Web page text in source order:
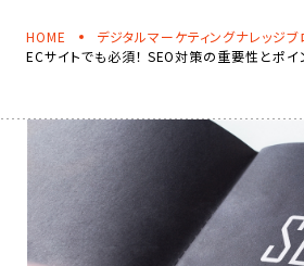
HOME デジタルマーケティングナレッジ
ECサイトでも必須！ SEO対策の重要性とポイ